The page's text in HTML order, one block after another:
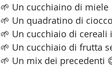
🌱 Un cucchiaino di miele
🌱 Un quadratino di
🌱 Un cucchiaio di
🌱 Un cucchiaio di frutta
🌱 Un mix dei precedenti